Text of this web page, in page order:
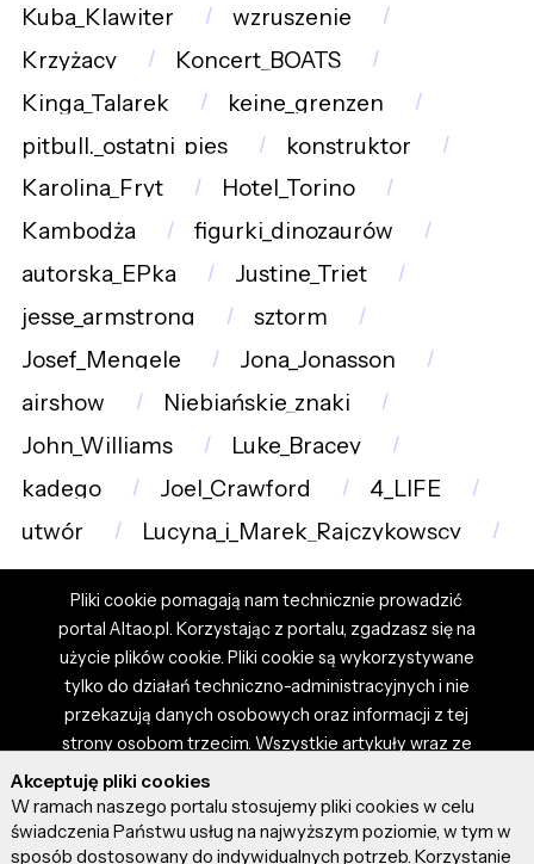
Kuba_Klawiter
wzruszenie
Krzyżacy
Koncert_BOATS
Kinga_Talarek
keine_grenzen
pitbull._ostatni_pies
konstruktor
Karolina_Fryt
Hotel_Torino
Kambodża
figurki_dinozaurów
autorska_EPka
Justine_Triet
jesse_armstrong
sztorm
Josef_Mengele
Jona_Jonasson
airshow
Niebiańskie_znaki
John_Williams
Luke_Bracey
kadego
Joel_Crawford
4_LIFE
utwór
Lucyna_i_Marek_Rajczykowscy
Pliki cookie pomagają nam technicznie prowadzić
portal Altao.pl. Korzystając z portalu, zgadzasz się na
użycie plików cookie. Pliki cookie są wykorzystywane
tylko do działań techniczno-administracyjnych i nie
przekazują danych osobowych oraz informacji z tej
strony osobom trzecim. Wszystkie artykuły wraz ze
zdjęciami i materiałami dostępnymi na portalu są
własnością użytkowników. Administrator i właściciel
portalu nie ponosi odpowiedzialności za tresci
prezentowane przez autorów artykułów. Dodając
Akceptuję pliki cookies
W ramach naszego portalu stosujemy pliki cookies w celu
świadczenia Państwu usług na najwyższym poziomie, w tym w
sposób dostosowany do indywidualnych potrzeb. Korzystanie